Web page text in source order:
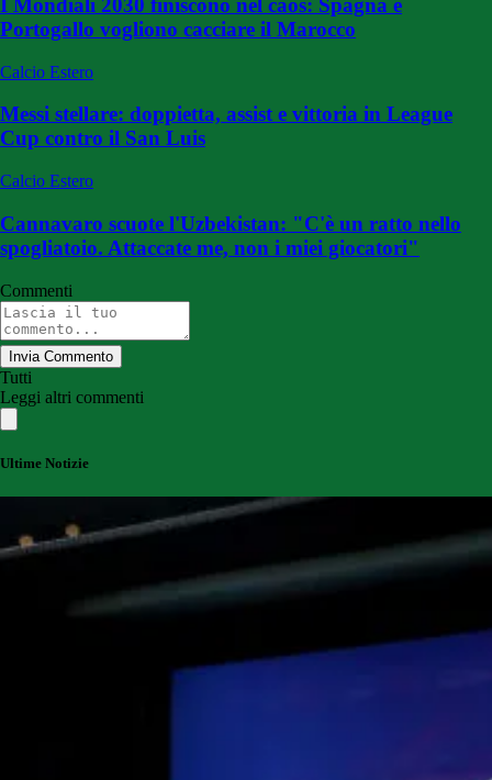
I Mondiali 2030 finiscono nel caos: Spagna e
Portogallo vogliono cacciare il Marocco
Calcio Estero
Messi stellare: doppietta, assist e vittoria in League
Cup contro il San Luis
Calcio Estero
Cannavaro scuote l'Uzbekistan: "C'è un ratto nello
spogliatoio. Attaccate me, non i miei giocatori"
Commenti
Invia Commento
Tutti
Leggi altri commenti
Ultime Notizie